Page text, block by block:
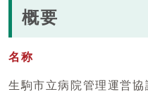
概要
名称
生駒市立病院管理運営協